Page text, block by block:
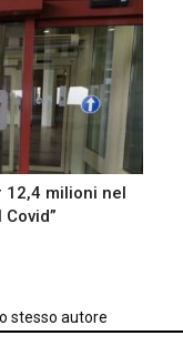
12,4 milioni nel
stesso autore